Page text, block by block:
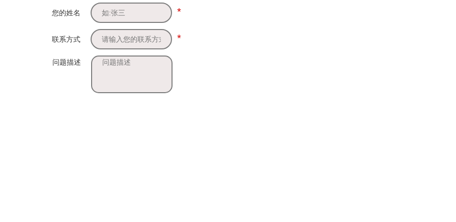
您的姓名 *
联系方式 *
问题描述